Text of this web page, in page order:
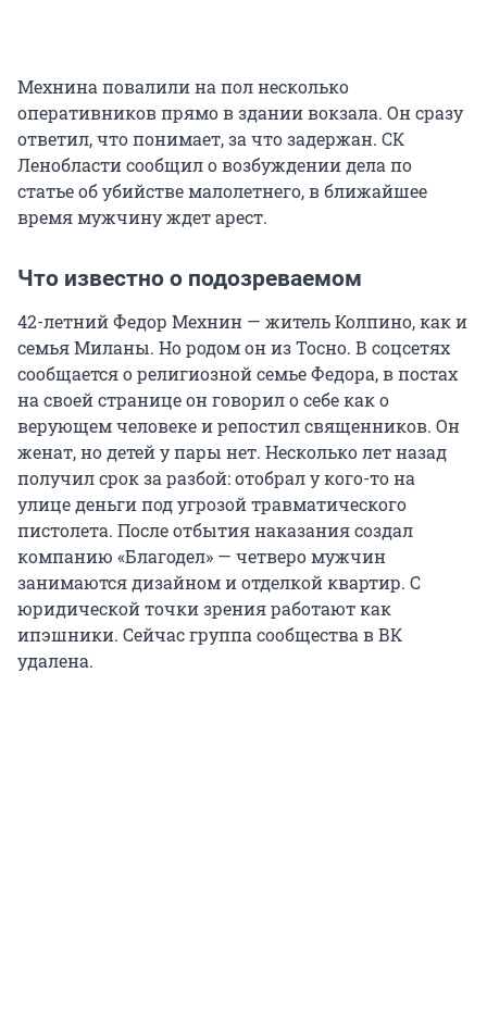
Мехнина повалили на пол несколько
оперативников прямо в здании вокзала. Он сразу
ответил, что понимает, за что задержан. СК
Ленобласти сообщил о возбуждении дела по
статье об убийстве малолетнего, в ближайшее
время мужчину ждет арест.
Что известно о подозреваемом
42-летний Федор Мехнин — житель Колпино, как и
семья Миланы. Но родом он из Тосно. В соцсетях
сообщается о религиозной семье Федора, в постах
на своей странице он говорил о себе как о
верующем человеке и репостил священников. Он
женат, но детей у пары нет. Несколько лет назад
получил срок за разбой: отобрал у кого-то на
улице деньги под угрозой травматического
пистолета. После отбытия наказания создал
компанию «Благодел» — четверо мужчин
занимаются дизайном и отделкой квартир. С
юридической точки зрения работают как
ипэшники. Сейчас группа сообщества в ВК
удалена.